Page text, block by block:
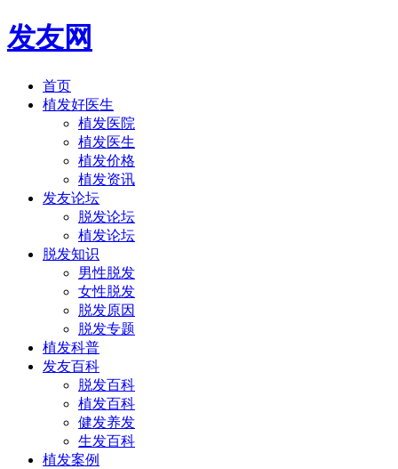
发友网
首页
植发好医生
植发医院
植发医生
植发价格
植发资讯
发友论坛
脱发论坛
植发论坛
脱发知识
男性脱发
女性脱发
脱发原因
脱发专题
植发科普
发友百科
脱发百科
植发百科
健发养发
生发百科
植发案例